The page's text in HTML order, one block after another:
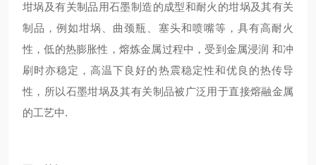
坩埚及有关制品用石墨制造的成型和耐火的坩埚及其有关
制品，例如坩埚、曲颈瓶、塞头和喷嘴等，具有高耐火
性，低的热膨胀性，熔炼金属过程中，受到金属浸润 和冲
刷时亦稳定，高温下良好的热震稳定性和优良的热传导
性，所以石墨坩埚及其有关制品被广泛用于直接熔融金属
的工艺中.